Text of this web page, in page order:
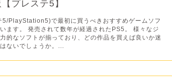
プレステ5】
5/PlayStation5)で最初に買うべきおすすめゲームソフ
ます。 発売されて数年が経過されたPS5。 様々なジ
的なソフトが揃っており、どの作品を買えば良いか迷
ないでしょうか。...